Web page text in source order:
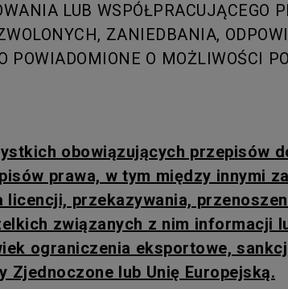
LUB WSPÓŁPRACUJĄCEGO
ZANIEDBANIA,
O MOŻLIWOŚCI
obowiązujących przepisów
prawa, w tym między innymi
przekazywania,
związanych z nim informacji
ograniczenia eksportowe,
Zjednoczone lub Unię Europejską.